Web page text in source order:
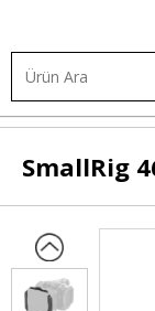
SmallRig